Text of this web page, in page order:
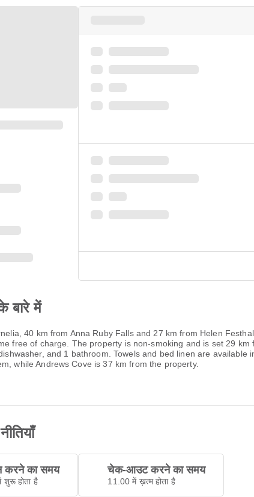
बारे में
40 km from Anna Ruby Falls and 27 km from Helen
free of charge. The property is non-smoking and is set 29
and 1 bathroom. Towels and bed linen are
while Andrews Cove is 37 km from the property.
करने का समय
शुरू होता है
चेक-आउट करने का समय
11.00 में ख़त्म होता है